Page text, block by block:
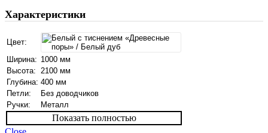
Характеристики
Цвет:
Ширина: 1000 мм
Высота:
2100 мм
Глубина: 400 мм
Петли:
Без доводчиков
Ручки:
Металл
Показать полностью